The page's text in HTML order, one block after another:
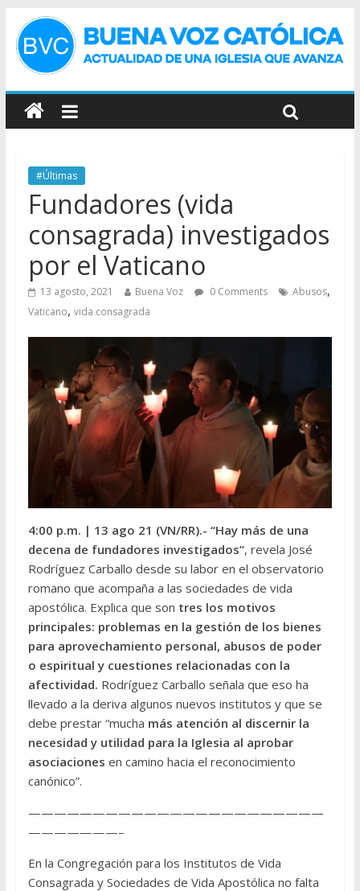
#Últimas
Fundadores (vida
consagrada) investigados
por el Vaticano
13 agosto, 2021 Buena Voz 0 Comments Abusos,
Vaticano, vida consagrada
4:00 p.m. | 13 ago 21 (VN/RR).- “Hay más de una
decena de fundadores investigados”, revela José
Rodríguez Carballo desde su labor en el observatorio
romano que acompaña a las sociedades de vida
apostólica. Explica que son tres los motivos
principales: problemas en la gestión de los bienes
para aprovechamiento personal, abusos de poder
o espiritual y cuestiones relacionadas con la
afectividad. Rodríguez Carballo señala que eso ha
llevado a la deriva algunos nuevos institutos y que se
debe prestar “mucha más atención al discernir la
necesidad y utilidad para la Iglesia al aprobar
asociaciones en camino hacia el reconocimiento
canónico”.
———————————————————————
———————–
En la Congregación para los Institutos de Vida
Consagrada y Sociedades de Vida Apostólica no falta